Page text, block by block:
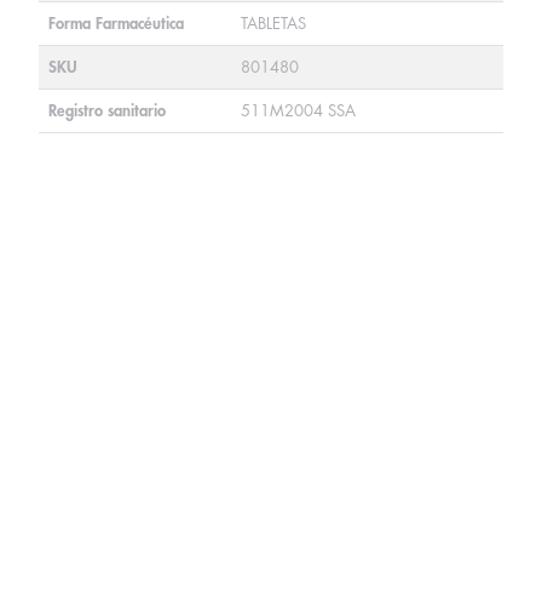
Forma Farmacéutica TABLETAS
SKU 801480
Registro sanitario 511M2004 SSA